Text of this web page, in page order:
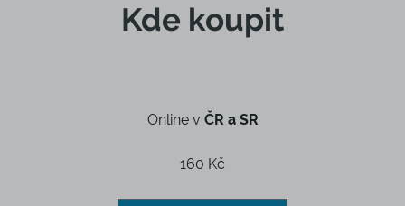
Kde koupit
Online v ČR a SR
160 Kč